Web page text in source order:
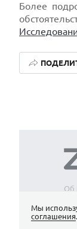
Более
Об
Мы
соглашения.